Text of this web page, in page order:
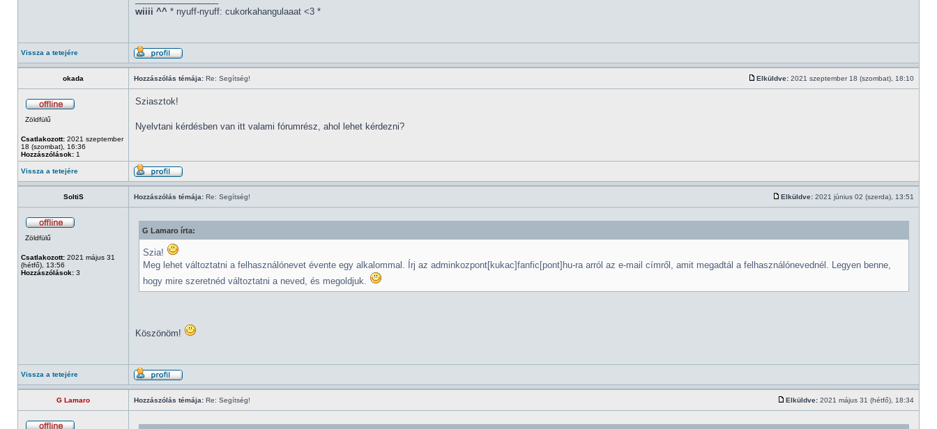
wiiii ^^ * nyuff-nyuff: cukorkahangulaaat <3 *
Vissza a tetejére
okada Hozzászólás témája: Re: Segítség! Elküldve: 2021 szeptember 18 (szombat), 18:10
Zöldfülű
Csatlakozott: 2021 szeptember
18 (szombat), 16:36
Hozzászólások: 1
Sziasztok!
Nyelvtani kérdésben van itt valami fórumrész, ahol lehet kérdezni?
Vissza a tetejére
SoltiS Hozzászólás témája: Re: Segítség! Elküldve: 2021 június 02 (szerda), 13:51
Zöldfülű
Csatlakozott: 2021 május 31
(hétfő), 13:56
Hozzászólások: 3
G Lamaro írta:
Szia!
Meg lehet változtatni a felhasználónevet évente egy alkalommal. Írj az adminkozpont[kukac]fanfic[pont]hu-ra arról az e-mail címről, amit megadtál a felhasználónevednél. Legyen benne,
hogy mire szeretnéd változtatni a neved, és megoldjuk.
Köszönöm!
Vissza a tetejére
G Lamaro Hozzászólás témája: Re: Segítség! Elküldve: 2021 május 31 (hétfő), 18:34